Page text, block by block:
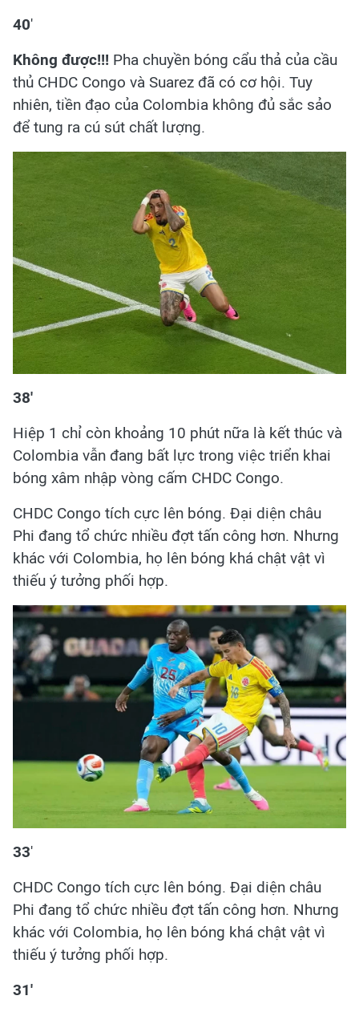
40'
Không được!!! Pha chuyền bóng cẩu thả của cầu
thủ CHDC Congo và Suarez đã có cơ hội. Tuy
nhiên, tiền đạo của Colombia không đủ sắc sảo
để tung ra cú sút chất lượng.
38'
Hiệp 1 chỉ còn khoảng 10 phút nữa là kết thúc và
Colombia vẫn đang bất lực trong việc triển khai
bóng xâm nhập vòng cấm CHDC Congo.
CHDC Congo tích cực lên bóng. Đại diện châu
Phi đang tổ chức nhiều đợt tấn công hơn. Nhưng
khác với Colombia, họ lên bóng khá chật vật vì
thiếu ý tưởng phối hợp.
33'
CHDC Congo tích cực lên bóng. Đại diện châu
Phi đang tổ chức nhiều đợt tấn công hơn. Nhưng
khác với Colombia, họ lên bóng khá chật vật vì
thiếu ý tưởng phối hợp.
31'